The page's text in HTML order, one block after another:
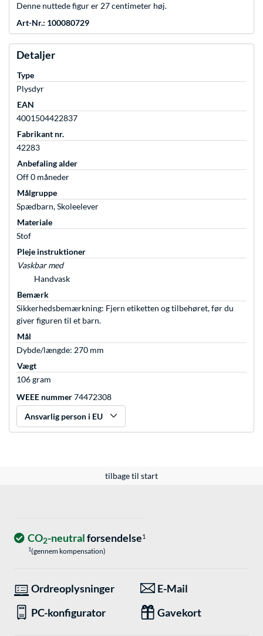
Denne nuttede figur er 27 centimeter høj.
Art-Nr.: 100080729
Detaljer
Type
Plysdyr
EAN
4001504422837
Fabrikant nr.
42283
Anbefaling alder
Off 0 måneder
Målgruppe
Spædbarn, Skoleelever
Materiale
Stof
Pleje instruktioner
Vaskbar med
Handvask
Bemærk
Sikkerhedsbemærkning: Fjern etiketten og tilbehøret, før du
giver figuren til et barn.
Mål
Dybde/længde: 270 mm
Vægt
106 gram
WEEE nummer74472308
Ansvarlig person i EU
tilbage til start
CO2-neutralforsendelse1
1(gennem kompensation)
Ordreoplysninger
E-Mail
PC-konfigurator
Gavekort